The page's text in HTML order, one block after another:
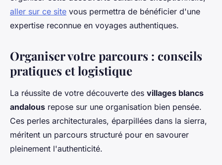
aller sur ce site vous permettra de bénéficier d'une
expertise reconnue en voyages authentiques.
Organiser votre parcours : conseils
pratiques et logistique
La réussite de votre découverte des villages blancs
andalous repose sur une organisation bien pensée.
Ces perles architecturales, éparpillées dans la sierra,
méritent un parcours structuré pour en savourer
pleinement l'authenticité.